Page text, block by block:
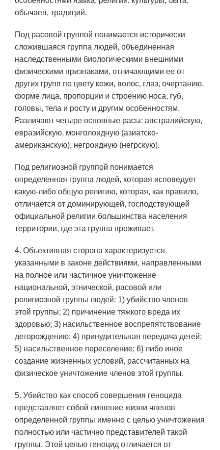
обычаев, традиций.
Под расовой группой понимается исторически
сложившаяся группа людей, объединенная
наследственными биологическими внешними
физическими признаками, отличающими ее от
других групп по цвету кожи, волос, глаз, очертанию,
форме лица, пропорции и строению носа, губ,
головы, тела и росту и другим особенностям.
Различают четыре основные расы: австралийскую,
евразийскую, монголоидную (азиатско-
американскую), негроидную (негрскую).
Под религиозной группой понимается
определенная группа людей, которая исповедует
какую-либо общую религию, которая, как правило,
отличается от доминирующей, господствующей
официальной религии большинства населения
территории, где эта группа проживает.
4. Объективная сторона характеризуется
указанными в законе действиями, направленными
на полное или частичное уничтожение
национальной, этнической, расовой или
религиозной группы людей: 1) убийство членов
этой группы; 2) причинение тяжкого вреда их
здоровью; 3) насильственное воспрепятствование
деторождению; 4) принудительная передача детей;
5) насильственное переселение; 6) либо иное
создание жизненных условий, рассчитанных на
физическое уничтожение членов этой группы.
5. Убийство как способ совершения геноцида
представляет собой лишение жизни членов
определенной группы именно с целью уничтожения
полностью или частично представителей такой
группы. Этой целью геноцид отличается от